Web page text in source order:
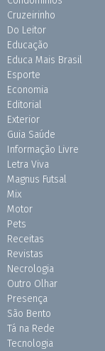
Cruzeirinho
Do Leitor
Educação
Educa Mais Brasil
Esporte
Economia
Editorial
Exterior
Guia Saúde
Informação Livre
Letra Viva
Magnus Futsal
Mix
Motor
Pets
Receitas
Revistas
Necrologia
Outro Olhar
Presença
São Bento
Tá na Rede
Tecnologia